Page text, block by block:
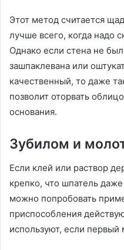
Этот метод считается
лучше всего, когда надо
Однако если стена не
зашпаклевана или
качественный, то даже
позволит оторвать
основания.
Зубилом и
Если клей или раствор
крепко, что шпатель
можно попробовать
приспособления
используют, если первый